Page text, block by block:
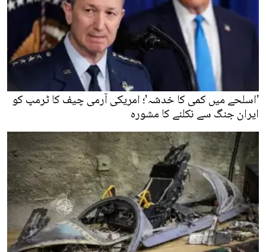
'اسلحے میں کمی کا خدشہ'؛ امریکی آرمی چیف کا ٹرمپ کو
ایران جنگ سے نکلنے کا مشورہ